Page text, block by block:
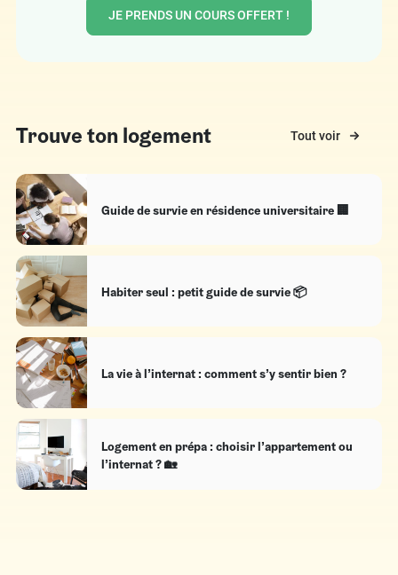
JE PRENDS UN COURS OFFERT !
Trouve ton logement Tout voir
Guide de survie en résidence universitaire 🏢
Habiter seul : petit guide de survie 📦
La vie à l’internat : comment s’y sentir bien ?
Logement en prépa : choisir l’appartement ou
l’internat ? 🏡